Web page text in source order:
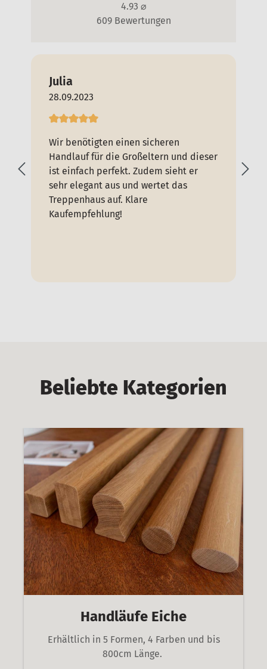
4.93 ⌀
609 Bewertungen
Julia
28.09.2023
Wir benötigten einen sicheren
Handlauf für die Großeltern und dieser
ist einfach perfekt. Zudem sieht er
sehr elegant aus und wertet das
Treppenhaus auf. Klare
Kaufempfehlung!
Beliebte Kategorien
Handläufe Eiche
Erhältlich in 5 Formen, 4 Farben und bis
800cm Länge.